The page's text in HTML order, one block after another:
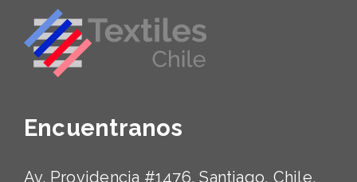
Encuentranos
Av. Providencia #1476, Santiago, Chile.